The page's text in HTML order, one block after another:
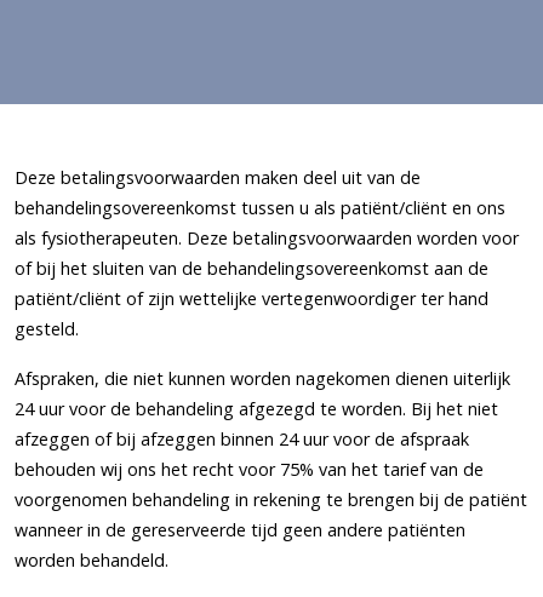
Deze betalingsvoorwaarden maken deel uit van de
behandelingsovereenkomst tussen u als patiënt/cliënt en ons
als fysiotherapeuten. Deze betalingsvoorwaarden worden voor
of bij het sluiten van de behandelingsovereenkomst aan de
patiënt/cliënt of zijn wettelijke vertegenwoordiger ter hand
gesteld.
Afspraken, die niet kunnen worden nagekomen dienen uiterlijk
24 uur voor de behandeling afgezegd te worden. Bij het niet
afzeggen of bij afzeggen binnen 24 uur voor de afspraak
behouden wij ons het recht voor 75% van het tarief van de
voorgenomen behandeling in rekening te brengen bij de patiënt
wanneer in de gereserveerde tijd geen andere patiënten
worden behandeld.